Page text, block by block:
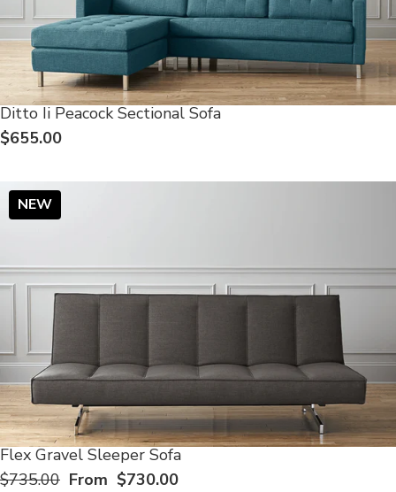
Ditto Ii Peacock Sectional Sofa
$655.00
NEW
Flex Gravel Sleeper Sofa
$735.00 From $730.00